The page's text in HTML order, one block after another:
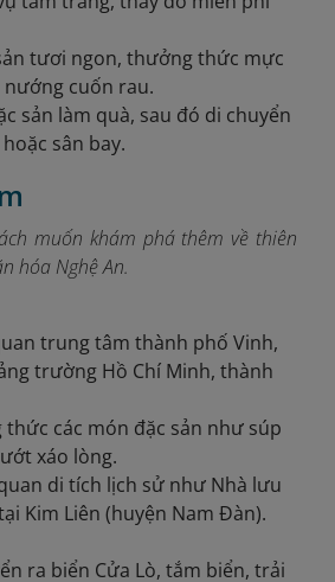
tươi ngon, thưởng thức mực
cuốn rau.
sản làm quà, sau đó di chuyển
sân bay.
muốn khám phá thêm về thiên
hóa Nghệ An.
trung tâm thành phố Vinh,
trường Hồ Chí Minh, thành
các món đặc sản như súp
xáo lòng.
di tích lịch sử như Nhà lưu
Kim Liên (huyện Nam Đàn).
ra biển Cửa Lò, tắm biển, trải